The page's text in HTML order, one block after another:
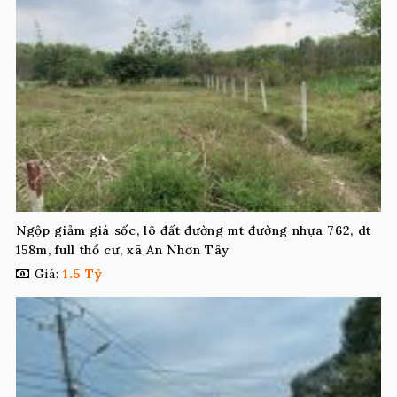
Ngộp giảm giá sốc, lô đất đường mt đường nhựa 762, dt
158m, full thổ cư, xã An Nhơn Tây
Giá: 1.5 Tỷ